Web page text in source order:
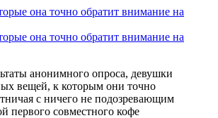
она точно обратит внимание на
она точно обратит внимание на
анонимного опроса, девушки
вещей, к которым они точно
с ничего не подозревающим
первого совместного кофе